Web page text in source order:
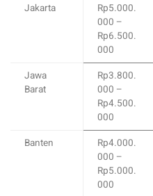
Jakarta
Rp5.000.
000 –
Rp6.500.
000
Jawa
Barat
Rp3.800.
000 –
Rp4.500.
000
Banten
Rp4.000.
000 –
Rp5.000.
000